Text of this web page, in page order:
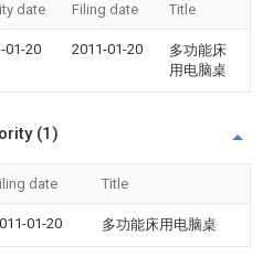
date Filing date Title
01-20 2011-01-20
多功能床
用电脑桌
(1)
date Title
01-20 多功能床用电脑桌